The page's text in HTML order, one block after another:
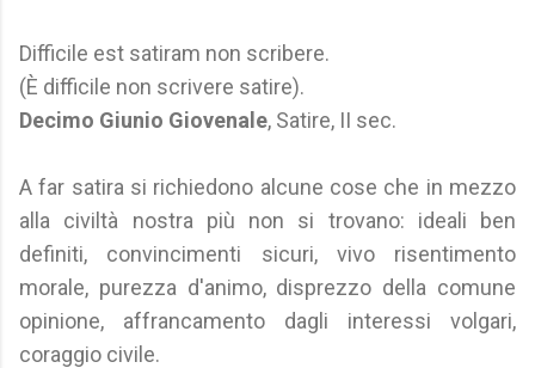
Difficile est satiram non scribere.
(È difficile non scrivere satire).
Decimo Giunio Giovenale, Satire, II sec.
A far satira si richiedono alcune cose che in mezzo
alla civiltà nostra più non si trovano: ideali ben
definiti, convincimenti sicuri, vivo risentimento
morale, purezza d'animo, disprezzo della comune
opinione, affrancamento dagli interessi volgari,
coraggio civile.